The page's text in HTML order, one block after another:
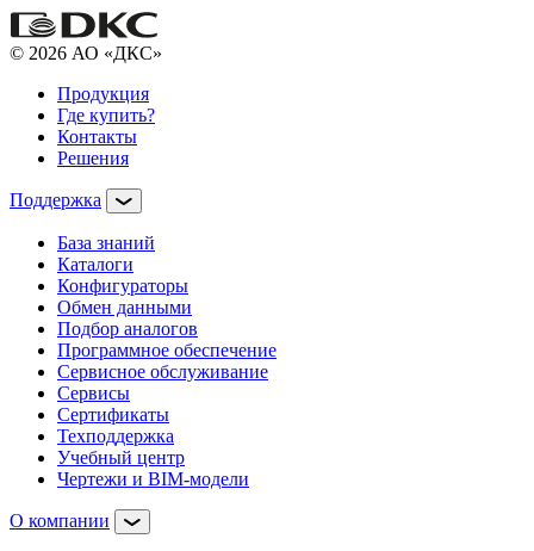
© 2026 АО «ДКС»
Продукция
Где купить?
Контакты
Решения
Поддержка
База знаний
Каталоги
Конфигураторы
Обмен данными
Подбор аналогов
Программное обеспечение
Сервисное обслуживание
Сервисы
Сертификаты
Техподдержка
Учебный центр
Чертежи и BIM-модели
О компании